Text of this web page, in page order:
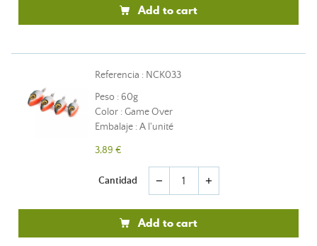
Add to cart
Referencia : NCK033
Peso : 60g
Color : Game Over
Embalaje : A l'unité
3,89 €
Cantidad remove add
Add to cart